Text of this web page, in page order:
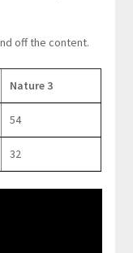
off the content.
Nature 3
54
32